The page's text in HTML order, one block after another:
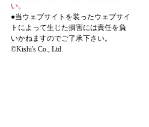
い。
●当ウェブサイトを装ったウェブサイ
トによって生じた損害には責任を負
いかねますのでご了承下さい。
©Kishi's Co., Ltd.